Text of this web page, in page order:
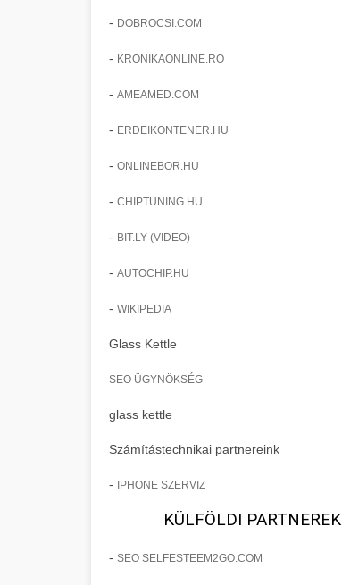
- DOBROCSI.COM
- KRONIKAONLINE.RO
- AMEAMED.COM
- ERDEIKONTENER.HU
- ONLINEBOR.HU
- CHIPTUNING.HU
- BIT.LY (VIDEO)
- AUTOCHIP.HU
- WIKIPEDIA
Glass Kettle
SEO ÜGYNÖKSÉG
glass kettle
Számítástechnikai partnereink
- IPHONE SZERVIZ
KÜLFÖLDI PARTNEREK
- SEO SELFESTEEM2GO.COM